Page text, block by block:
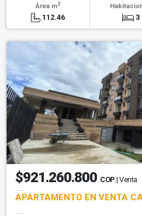
Área m2
112.46 3
$921.260.800 COP | Venta
APARTAMENTO EN VENTA